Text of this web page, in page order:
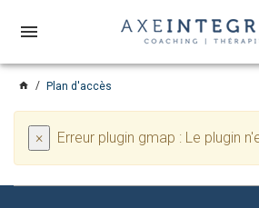
menu
home Plan d'accès
× Erreur plugin gmap : Le plugin